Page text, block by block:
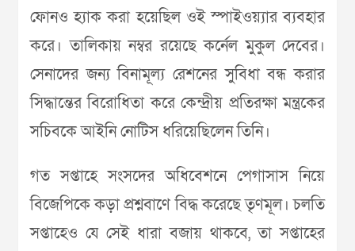
ফোনও হ্যাক করা হয়েছিল ওই স্পাইওয়্যার ব্যবহার
করে। তালিকায় নম্বর রয়েছে কর্নেল মুকুল দেবের।
সেনাদের জন্য বিনামূল্য রেশনের সুবিধা বন্ধ করার
সিদ্ধান্তের বিরোধিতা করে কেন্দ্রীয় প্রতিরক্ষা মন্ত্রকের
সচিবকে আইনি নোটিস ধরিয়েছিলেন তিনি।
গত সপ্তাহে সংসদের অধিবেশনে পেগাসাস নিয়ে
বিজেপিকে কড়া প্রশ্নবাণে বিদ্ধ করেছে তৃণমূল। চলতি
সপ্তাহেও যে সেই ধারা বজায় থাকবে, তা সপ্তাহের